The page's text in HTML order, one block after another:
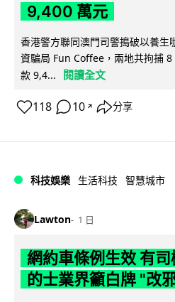
9,400 萬元
香港警方聯同澳門司警搗破以養生
資騙局 Fun Coffee，兩地共拘捕
款 9,4...
閱讀全文
118 10 ↗ 分享
科技娛樂 生活科技 智慧城市
Lawton 1 日
網約車條例生效 有
的士業界籲白牌 "改